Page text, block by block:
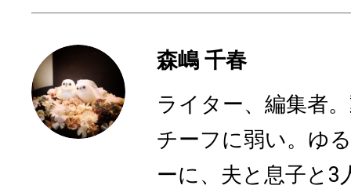
森嶋 千春
ライター、編集者
チーフに弱い。ゆ
ーに、夫と息子と3